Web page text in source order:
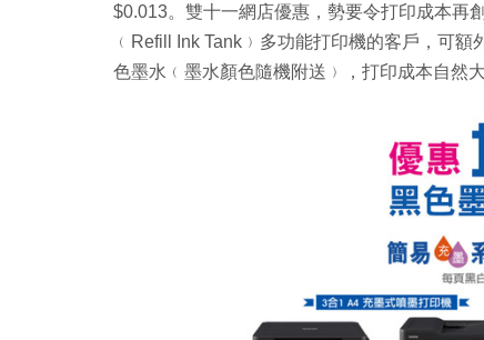
$0.013。雙十一網店優惠，勢要令打印成本再
﹙Refill Ink Tank﹚多功能打印機的客戶，可
色墨水﹙墨水顏色隨機附送﹚，打印成本自然大